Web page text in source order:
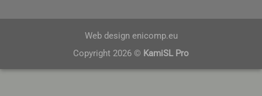
Web design enicomp.eu
Copyright 2026 © KamiSL Pro